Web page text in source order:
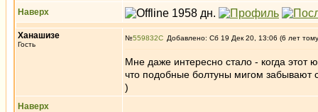
Наверх
Ханашизе
Гость
№559832 Добавлено: Сб 19 Дек 20, 13:06 (6 лет
Мне даже интересно стало - когда
что подобные болтуны мигом забывают
)
Наверх